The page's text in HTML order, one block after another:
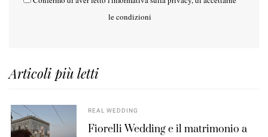
le condizioni
Articoli più letti
REAL WEDDING
Fiorelli Wedding e il matrimonio a